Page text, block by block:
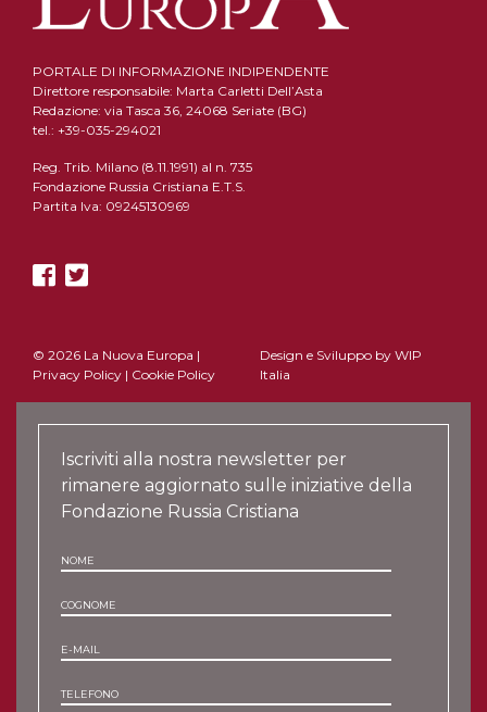
PORTALE DI INFORMAZIONE INDIPENDENTE
Direttore responsabile: Marta Carletti Dell’Asta
Redazione: via Tasca 36, 24068 Seriate (BG)
tel.: +39-035-294021
Reg. Trib. Milano (8.11.1991) al n. 735
Fondazione Russia Cristiana E.T.S.
Partita Iva: 09245130969
© 2026 La Nuova Europa |
Privacy Policy | Cookie Policy
Design e Sviluppo by WIP
Italia
Iscriviti alla nostra newsletter per
rimanere aggiornato sulle iniziative della
Fondazione Russia Cristiana
NOME
COGNOME
E-MAIL
TELEFONO